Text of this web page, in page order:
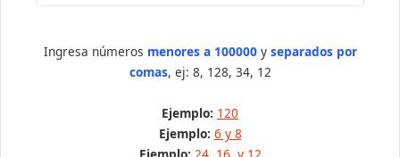
Ingresa números menores a 100000y separados por
comas, ej: 8, 128, 34, 12
Ejemplo: 120
Ejemplo: 6 y 8